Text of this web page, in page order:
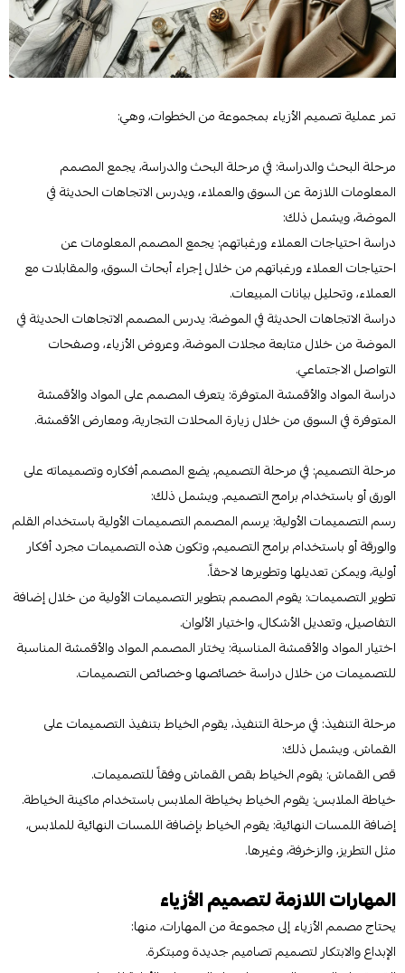
تمر عملية تصميم الأزياء بمجموعة من الخطوات، وهي:
مرحلة البحث والدراسة: في مرحلة البحث والدراسة، يجمع المصمم
المعلومات اللازمة عن السوق والعملاء، ويدرس الاتجاهات الحديثة في
الموضة، ويشمل ذلك:
دراسة احتياجات العملاء ورغباتهم: يجمع المصمم المعلومات عن
احتياجات العملاء ورغباتهم من خلال إجراء أبحاث السوق، والمقابلات مع
العملاء، وتحليل بيانات المبيعات.
دراسة الاتجاهات الحديثة في الموضة: يدرس المصمم الاتجاهات الحديثة في
الموضة من خلال متابعة مجلات الموضة، وعروض الأزياء، وصفحات
التواصل الاجتماعي.
دراسة المواد والأقمشة المتوفرة: يتعرف المصمم على المواد والأقمشة
المتوفرة في السوق من خلال زيارة المحلات التجارية، ومعارض الأقمشة.
مرحلة التصميم: في مرحلة التصميم، يضع المصمم أفكاره وتصميماته على
الورق أو باستخدام برامج التصميم. ويشمل ذلك:
رسم التصميمات الأولية: يرسم المصمم التصميمات الأولية باستخدام القلم
والورقة أو باستخدام برامج التصميم، وتكون هذه التصميمات مجرد أفكار
أولية، ويمكن تعديلها وتطويرها لاحقاً.
تطوير التصميمات: يقوم المصمم بتطوير التصميمات الأولية من خلال إضافة
التفاصيل، وتعديل الأشكال، واختيار الألوان.
اختيار المواد والأقمشة المناسبة: يختار المصمم المواد والأقمشة المناسبة
للتصميمات من خلال دراسة خصائصها وخصائص التصميمات.
مرحلة التنفيذ: في مرحلة التنفيذ، يقوم الخياط بتنفيذ التصميمات على
القماش. ويشمل ذلك:
قص القماش: يقوم الخياط بقص القماش وفقاً للتصميمات.
خياطة الملابس: يقوم الخياط بخياطة الملابس باستخدام ماكينة الخياطة.
إضافة اللمسات النهائية: يقوم الخياط بإضافة اللمسات النهائية للملابس،
مثل التطريز، والزخرفة، وغيرها.
المهارات اللازمة لتصميم الأزياء
يحتاج مصمم الأزياء إلى مجموعة من المهارات، منها:
الإبداع والابتكار لتصميم تصاميم جديدة ومبتكرة.